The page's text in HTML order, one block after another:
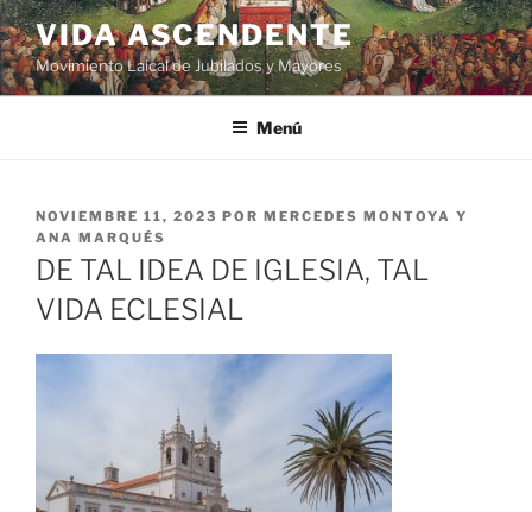
VIDA ASCENDENTE
Movimiento Laical de Jubilados y Mayores
Menú
NOVIEMBRE 11, 2023 POR MERCEDES MONTOYA Y
ANA MARQUÉS
DE TAL IDEA DE IGLESIA, TAL
VIDA ECLESIAL